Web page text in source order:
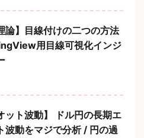
論】目線付けの二つの方法
用目線可視化インジ
ット波動】 ドル円の長期エ
波動をマジで分析 / 円の過